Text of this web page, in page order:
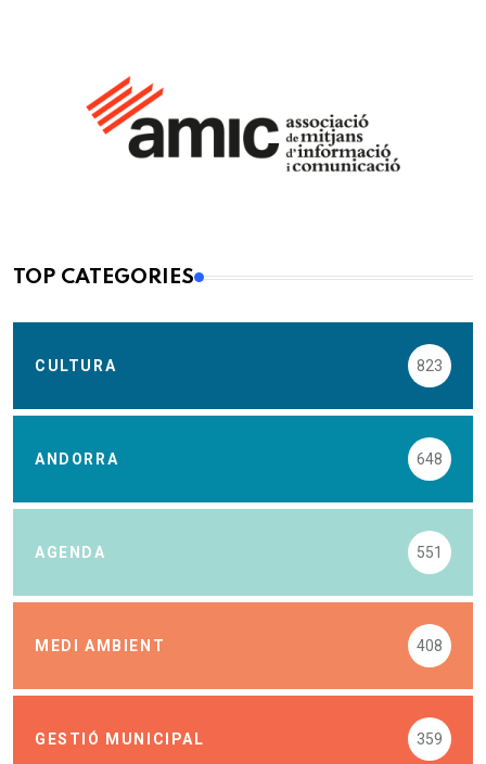
TOP CATEGORIES
CULTURA 823
ANDORRA 648
AGENDA 551
MEDI AMBIENT 408
GESTIÓ MUNICIPAL 359